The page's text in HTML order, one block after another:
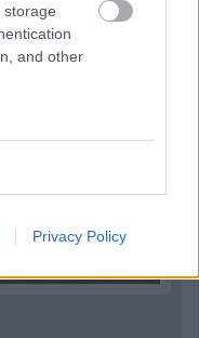
storage
and other
Privacy Policy